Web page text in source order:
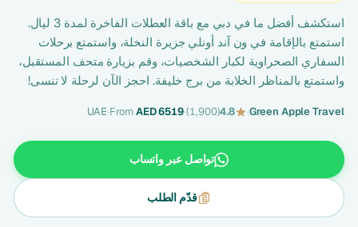
استكشف أفضل ما في دبي مع باقة العطلات الفاخرة لمدة 3 ليال.
استمتع بالإقامة في ون آند أونلي جزيرة النخلة، واستمتع برحلات
السفاري الصحراوية لكبار الشخصيات، وقم بزيارة متحف المستقبل،
واستمتع بالمناظر الخلابة من برج خليفة. احجز الآن لرحلة لا تنسى!
Green Apple Travel
·
4.8
(1,900)
·
FromAED 6519
·
UAE
تواصل عبر واتساب
قدّم الطلب